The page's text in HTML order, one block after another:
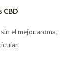
el mejor aroma,